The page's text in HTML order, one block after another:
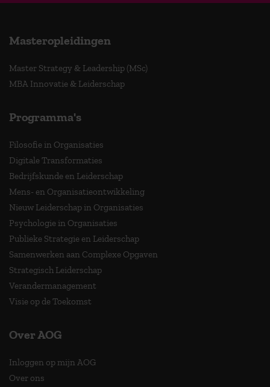
Masteropleidingen
Master Strategy & Leadership (MSc)
MBA Innovatie & Leiderschap
Programma's
Filosofie in Organisaties
Digitale Transformaties
Bedrijfskunde en Leiderschap
Mens- en Organisatieontwikkeling
Nieuw Leiderschap in Organisaties
Psychologie in Organisaties
Publieke Strategie en Leiderschap
Samenwerken aan Complexe Opgaven
Strategisch Leiderschap
Verandermanagement
Visie op de Toekomst
Over AOG
Inloggen op mijn AOG
Over ons